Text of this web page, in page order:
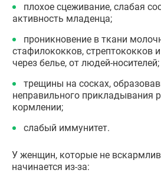
плохое сцеживание, слабая
активность младенца;
проникновение в ткани
стафилококков, стрептококков
через белье, от людей-носителей;
трещины на сосках,
неправильного прикладывания
кормлении;
слабый иммунитет.
У женщин, которые не
начинается из-за: